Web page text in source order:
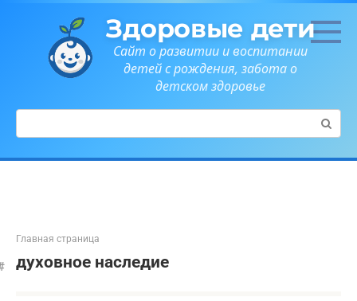
Здоровые дети
Сайт о развитии и воспитании
детей с рождения, забота о
детском здоровье
Поиск:
Главная страница
духовное наследие